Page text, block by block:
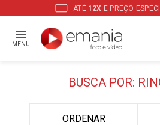
ATÉ 12X E PREÇO
MENU
BUSCA POR:
ORDENAR